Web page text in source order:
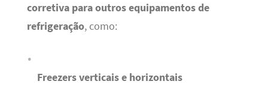
corretiva para outros equipamentos de
refrigeração, como:
Freezers verticais e horizontais